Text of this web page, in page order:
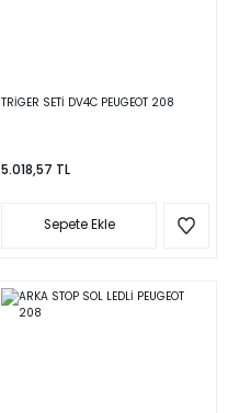
TRİGER SETİ DV4C PEUGEOT 208
5.018,57 TL
Sepete Ekle